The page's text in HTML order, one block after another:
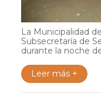
La Municipalidad
Subsecretaría de
durante la noche
Leer más +